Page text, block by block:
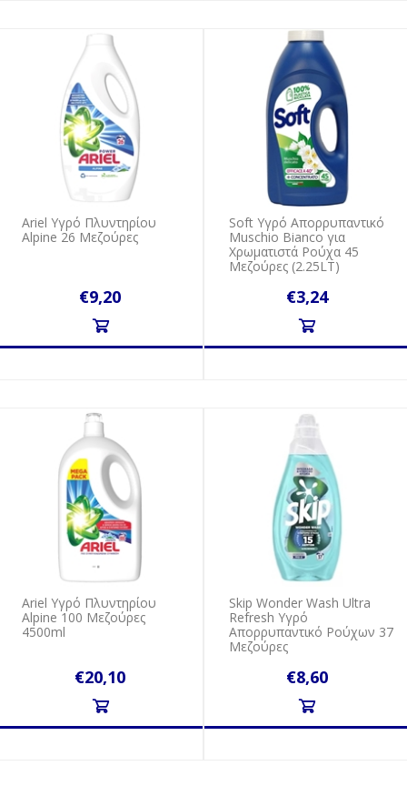
Ariel Υγρό Πλυντηρίου
Αlpine 26 Μεζούρες
€9,20
Soft Υγρό Απορρυπαντικό
Muschio Bianco για
Χρωματιστά Ρούχα 45
Μεζούρες (2.25LT)
€3,24
Ariel Υγρό Πλυντηρίου
Αlpine 100 Μεζούρες
4500ml
€20,10
Skip Wonder Wash Ultra
Refresh Υγρό
Απορρυπαντικό Ρούχων 37
Μεζούρες
€8,60